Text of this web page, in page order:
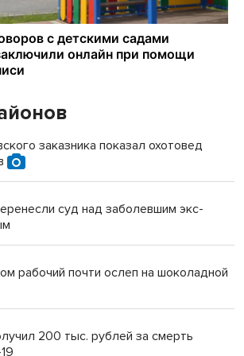
заказника показал охотовед
суд над заболевшим экс-
рабочий почти ослеп на шоколадной
200 тыс. рублей за смерть